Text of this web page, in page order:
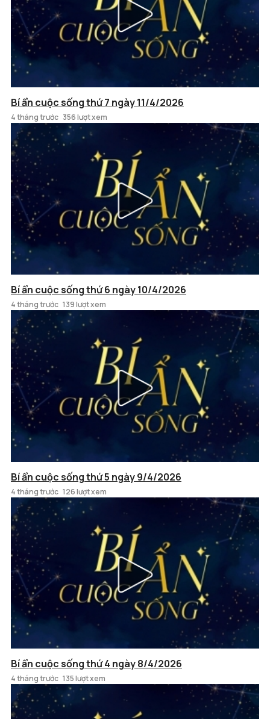
Bí ẩn cuộc sống thứ 7 ngày 11/4/2026
4 tháng trước 356 lượt xem
Bí ẩn cuộc sống thứ 6 ngày 10/4/2026
4 tháng trước 139 lượt xem
Bí ẩn cuộc sống thứ 5 ngày 9/4/2026
4 tháng trước 126 lượt xem
Bí ẩn cuộc sống thứ 4 ngày 8/4/2026
4 tháng trước 135 lượt xem